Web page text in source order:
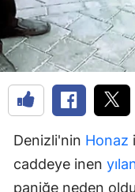
Denizli'nin Honaz
caddeye inen
paniğe neden